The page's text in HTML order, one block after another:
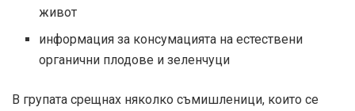
живот
информация за консумацията на естествени
органични плодове и зеленчуци
В групата срещнах няколко съмишленици, които се